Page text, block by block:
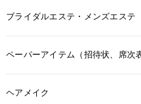
ブライダルエステ・メンズエステ
ペーパーアイテム（招待状、席次
ヘアメイク